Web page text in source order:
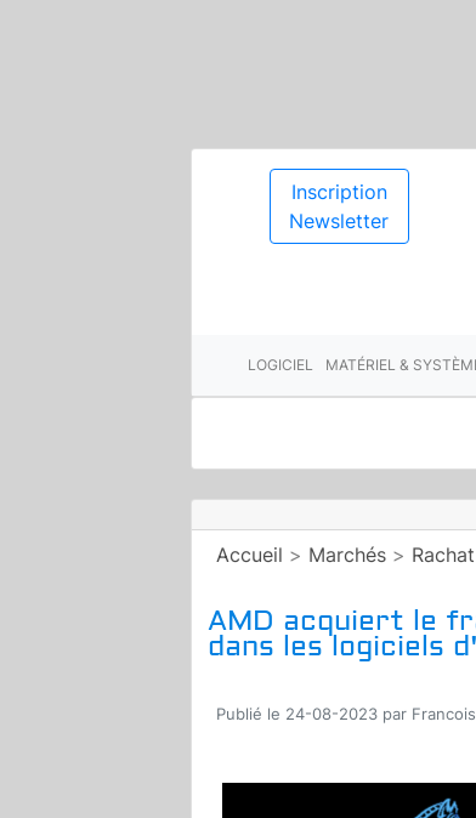
Inscription
Newsletter
LOGICIEL MATÉRIEL &
Accueil > Marchés > Rachat
AMD acquiert le
dans les logiciels
Publié le 24-08-2023 par